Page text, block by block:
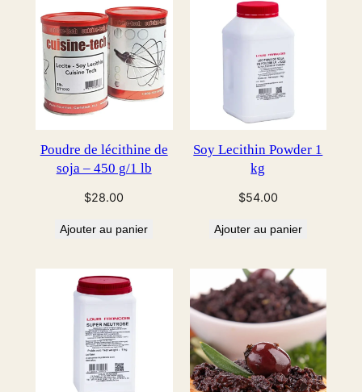
Poudre de lécithine de
soja – 450 g/1 lb
$28.00
Ajouter au panier
Soy Lecithin Powder 1
kg
$54.00
Ajouter au panier